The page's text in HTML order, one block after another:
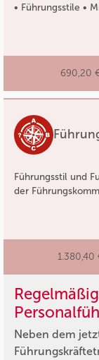
• Führungsstile •
690,20
Führungsstil und
der
1.380,40
Neben dem